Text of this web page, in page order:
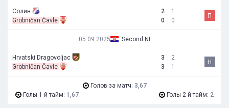
Солин
Grobničan Čavle
2
0
1
0
П
05.09.2025 Second NL
Hrvatski Dragovoljac
Grobničan Čavle
3
3
2
1
Н
Голов за матч: 3,67
Голы 1-й тайм: 1,67 Голы 2-й тайм: 2